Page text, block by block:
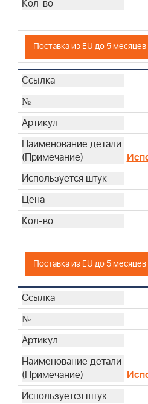
Поставка из EU до 5
Поставка из EU до 5